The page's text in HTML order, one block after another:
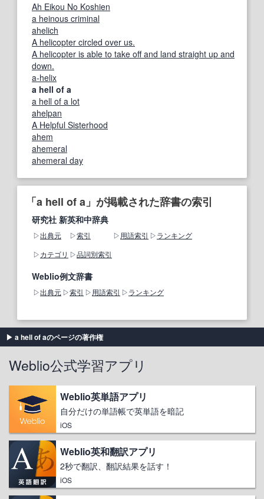
Ah Eikou No Koshien
a heinous criminal
ahelich
A helicopter circled over us.
A helicopter is able to take off and land straight up and
down.
a-helix
a hell of a
a hell of a lot
ahelpan
A Helpful Sisterhood
ahem
ahemeral
ahemeral day
「a hell of a」が掲載された辞書の索引
研究社 新英和中辞典
出典元 索引 用語索引
ランキング
カテゴリ
品詞別索引
Weblio例文辞書
出典元 索引 用語索引 ランキング
a hell of aのページの著作権
Weblio公式学習アプリ
Weblio英単語アプリ
自分だけの単語帳で英単語を暗記
iOS
Weblio英和翻訳アプリ
2秒で翻訳、翻訳結果を話す！
iOS